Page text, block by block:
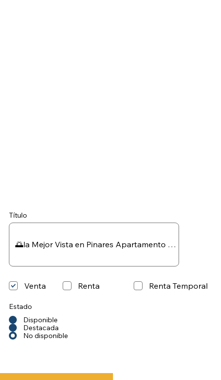
Título
Estado
Disponible
Destacada
No disponible
Renta
Venta Renta Temporal